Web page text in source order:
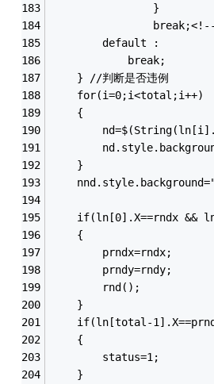
				}
		default :
			break;
	} //判断是否违例
	for(i=0;i<total;i++)
	{
	}
if(ln[0].X==rndx &&
	{
		prndx=rndx;
		prndy=rndy;
		rnd();
	}
if(ln[total-
	{
		status=1;
	}